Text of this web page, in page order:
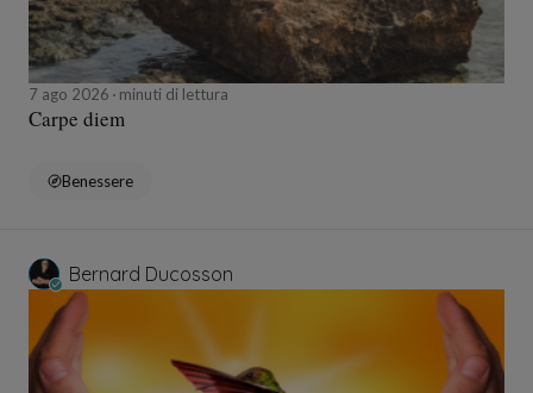
7 ago 2026 minuti di lettura
Carpe diem
Benessere
Bernard Ducosson